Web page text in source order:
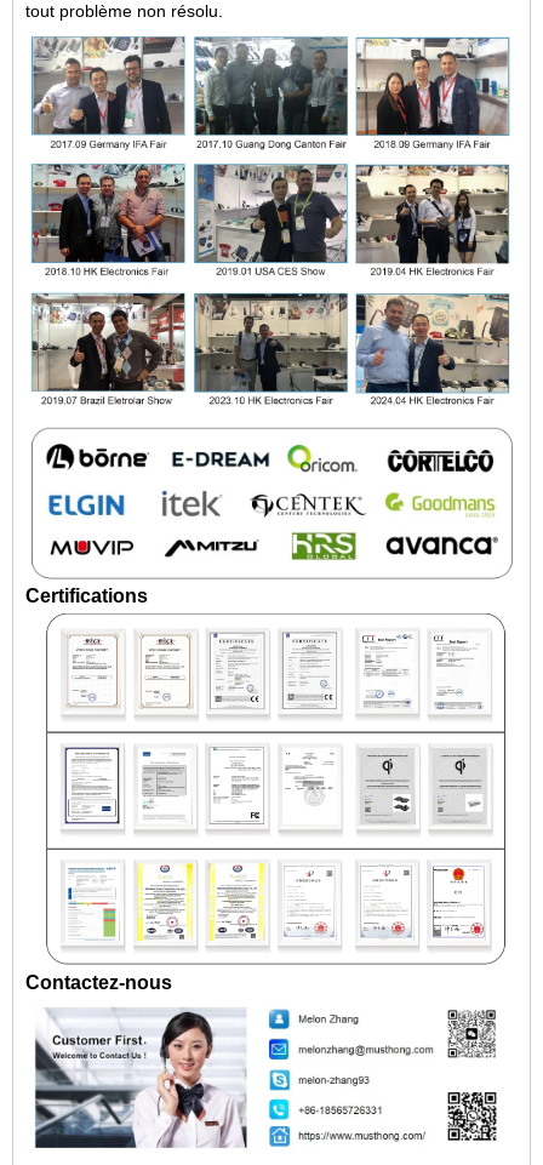
tout problème non résolu.
Certifications
Contactez-nous